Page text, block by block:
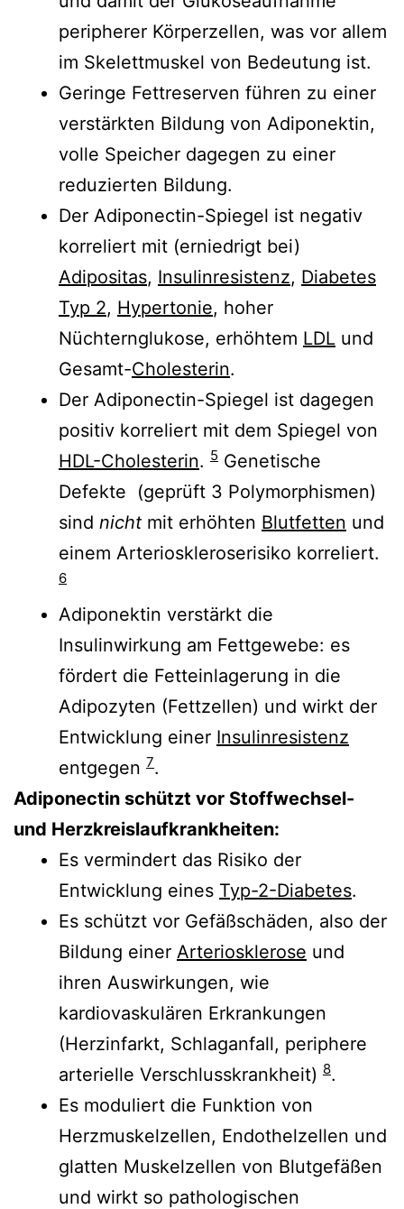
peripherer Körperzellen, was vor allem
im Skelettmuskel von Bedeutung ist.
Geringe Fettreserven führen zu einer
verstärkten Bildung von Adiponektin,
volle Speicher dagegen zu einer
reduzierten Bildung.
Der Adiponectin-Spiegel ist negativ
korreliert mit (erniedrigt bei)
Adipositas, Insulinresistenz, Diabetes
Typ 2, Hypertonie, hoher
Nüchternglukose, erhöhtem LDL und
Gesamt-Cholesterin.
Der Adiponectin-Spiegel ist dagegen
positiv korreliert mit dem Spiegel von
HDL-Cholesterin. 5 Genetische
Defekte (geprüft 3 Polymorphismen)
sind nicht mit erhöhten Blutfetten und
einem Arterioskleroserisiko korreliert.
6
Adiponektin verstärkt die
Insulinwirkung am Fettgewebe: es
fördert die Fetteinlagerung in die
Adipozyten (Fettzellen) und wirkt der
Entwicklung einer Insulinresistenz
entgegen 7.
Adiponectin schützt vor Stoffwechsel-
und Herzkreislaufkrankheiten:
Es vermindert das Risiko der
Entwicklung eines Typ-2-Diabetes.
Es schützt vor Gefäßschäden, also der
Bildung einer Arteriosklerose und
ihren Auswirkungen, wie
kardiovaskulären Erkrankungen
(Herzinfarkt, Schlaganfall, periphere
arterielle Verschlusskrankheit) 8.
Es moduliert die Funktion von
Herzmuskelzellen, Endothelzellen und
glatten Muskelzellen von Blutgefäßen
und wirkt so pathologischen